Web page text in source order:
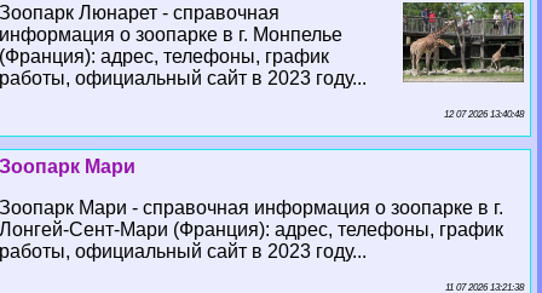
Зоопарк Люнарет - справочная
информация о зоопарке в г. Монпелье
(Франция): адрес, телефоны, график
работы, официальный сайт в 2023 году...
12 07 2026 13:40:48
Зоопарк Мари
Зоопарк Мари - справочная информация о зоопарке в г.
Лонгeй-Сент-Мари (Франция): адрес, телефоны, график
работы, официальный сайт в 2023 году...
11 07 2026 13:21:38